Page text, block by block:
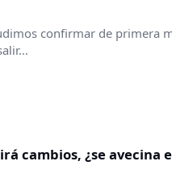
confirmar de primera
cambios, ¿se avecina